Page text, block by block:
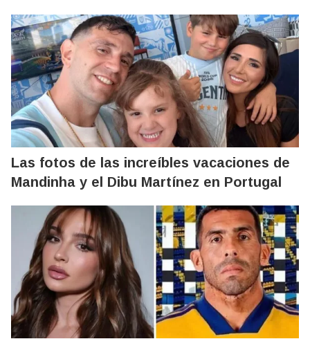
Las fotos de las increíbles vacaciones de
Mandinha y el Dibu Martínez en Portugal